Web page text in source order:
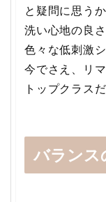
と疑問に思う
洗い心地の良さ
色々な低刺激
今でさえ、リ
トップクラス
バランス